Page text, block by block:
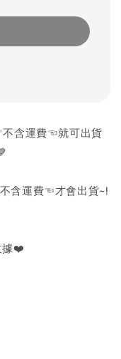
含運費☜就可出貨
含運費☜才會出貨~!
據❤️